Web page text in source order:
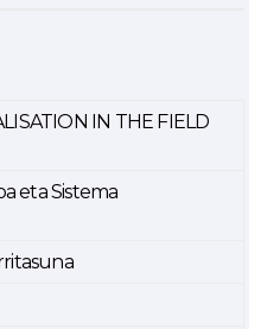
IN THE FIELD
eta Sistema